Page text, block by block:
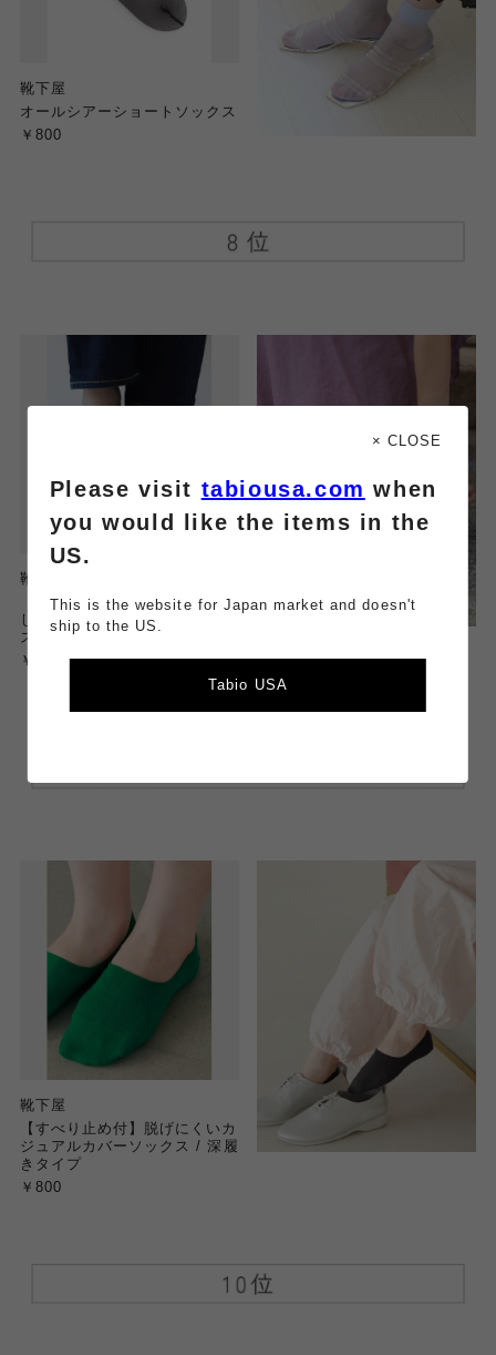
靴下屋
オールシアーショートソックス
￥800
靴下屋
【人気No.1】脱げないを追求
したグッドヒールカバーソック
ス / 極浅タイプ
￥800
靴下屋
【すべり止め付】脱げにくいカ
ジュアルカバーソックス / 深履
きタイプ
￥800
× CLOSE
Please visit tabiousa.com when
you would like the items in the
US.
This is the website for Japan market and doesn't
ship to the US.
Tabio USA